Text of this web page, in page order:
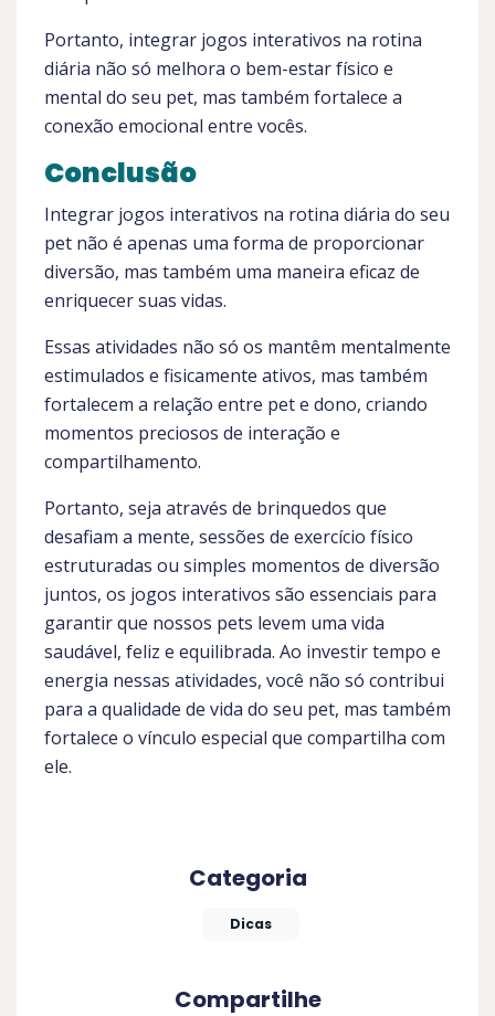
Portanto, integrar jogos interativos na rotina
diária não só melhora o bem-estar físico e
mental do seu pet, mas também fortalece a
conexão emocional entre vocês.
Conclusão
Integrar jogos interativos na rotina diária do seu
pet não é apenas uma forma de proporcionar
diversão, mas também uma maneira eficaz de
enriquecer suas vidas.
Essas atividades não só os mantêm mentalmente
estimulados e fisicamente ativos, mas também
fortalecem a relação entre pet e dono, criando
momentos preciosos de interação e
compartilhamento.
Portanto, seja através de brinquedos que
desafiam a mente, sessões de exercício físico
estruturadas ou simples momentos de diversão
juntos, os jogos interativos são essenciais para
garantir que nossos pets levem uma vida
saudável, feliz e equilibrada. Ao investir tempo e
energia nessas atividades, você não só contribui
para a qualidade de vida do seu pet, mas também
fortalece o vínculo especial que compartilha com
ele.
Categoria
Dicas
Compartilhe